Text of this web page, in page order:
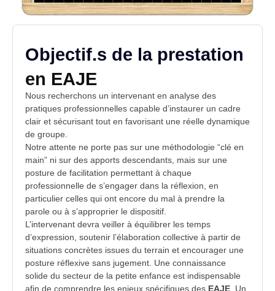
Objectif.s de la prestation
en EAJE
Nous recherchons un intervenant en analyse des
pratiques professionnelles capable d’instaurer un cadre
clair et sécurisant tout en favorisant une réelle dynamique
de groupe.
Notre attente ne porte pas sur une méthodologie “clé en
main” ni sur des apports descendants, mais sur une
posture de facilitation permettant à chaque
professionnelle de s’engager dans la réflexion, en
particulier celles qui ont encore du mal à prendre la
parole ou à s’approprier le dispositif
L’intervenant devra veiller à équilibrer les temps
d’expression, soutenir l’élaboration collective à partir de
situations concrètes issues du terrain et encourager une
posture réflexive sans jugement. Une connaissance
solide du secteur de la petite enfance est indispensable
afin de comprendre les enjeux spécifiques des EAJE . Un